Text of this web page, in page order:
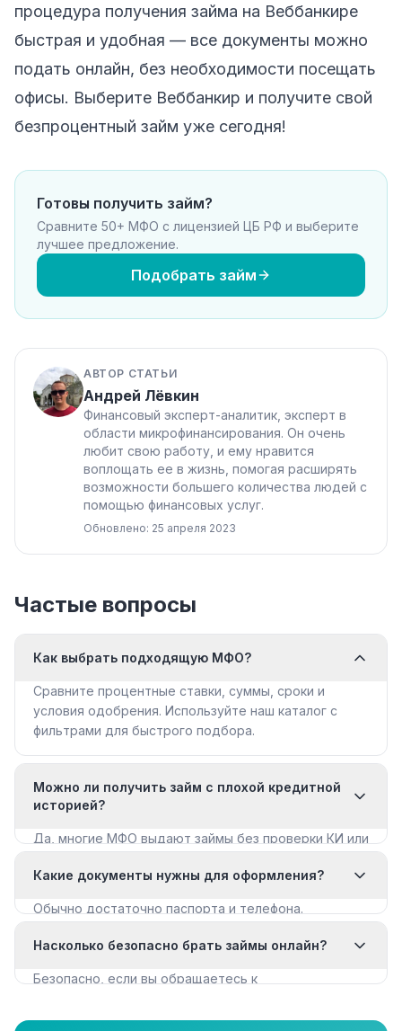
процедура получения займа на Веббанкире
быстрая и удобная — все документы можно
подать онлайн, без необходимости посещать
офисы. Выберите Веббанкир и получите свой
безпроцентный займ уже сегодня!
Готовы получить займ?
Сравните 50+ МФО с лицензией ЦБ РФ и выберите
лучшее предложение.
Подобрать займ
АВТОР СТАТЬИ
Андрей Лёвкин
Финансовый эксперт-аналитик, эксперт в
области микрофинансирования. Он очень
любит свою работу, и ему нравится
воплощать ее в жизнь, помогая расширять
возможности большего количества людей с
помощью финансовых услуг.
Обновлено: 25 апреля 2023
Частые вопросы
Как выбрать подходящую МФО?
Сравните процентные ставки, суммы, сроки и
условия одобрения. Используйте наш каталог с
фильтрами для быстрого подбора.
Можно ли получить займ с плохой кредитной
историей?
Да, многие МФО выдают займы без проверки КИ или
с плохой КИ».
Какие документы нужны для оформления?
Обычно достаточно паспорта и телефона.
документы для крупных сумм.
Насколько безопасно брать займы онлайн?
Безопасно, если вы обращаетесь к
организации в нашем каталоге имеют лицензию.